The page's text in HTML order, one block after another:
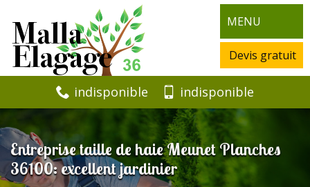
MENU
Devis gratuit
indisponible indisponible
Entreprise taille de haie Meunet Planches
36100: excellent jardinier